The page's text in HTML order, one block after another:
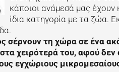
κάποιοι ανάμεσά μας
ίδια κατηγορία με τα ζώα.
σέρνουν τη χώρα σε ένα
χειρότερά του, αφού
εγχώριους